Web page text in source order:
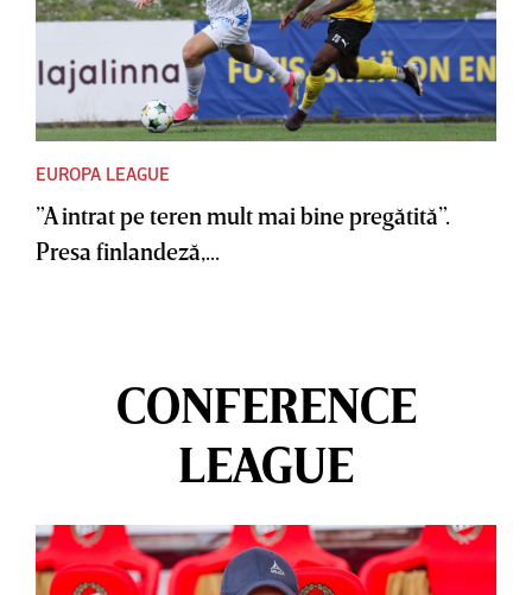
EUROPA LEAGUE
”A intrat pe teren mult mai bine pregătită”.
Presa finlandeză,...
CONFERENCE
LEAGUE